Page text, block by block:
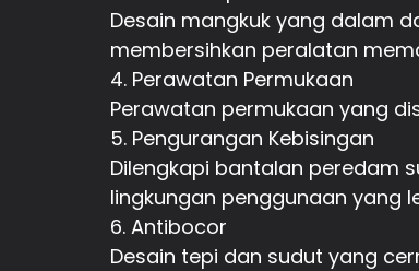
Desain mangkuk yang dalam
membersihkan peralatan
4. Perawatan Permukaan
Perawatan permukaan yang
5. Pengurangan Kebisingan
Dilengkapi bantalan peredam
lingkungan penggunaan yang
6. Antibocor
Desain tepi dan sudut yang